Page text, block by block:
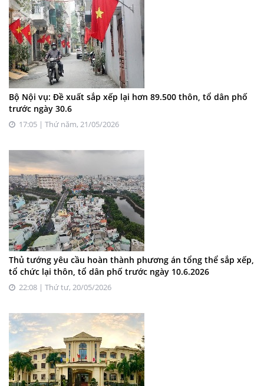
Bộ Nội vụ: Đề xuất sắp xếp lại hơn 89.500 thôn, tổ dân phố
trước ngày 30.6
17:05 | Thứ năm, 21/05/2026
Thủ tướng yêu cầu hoàn thành phương án tổng thể sắp xếp,
tổ chức lại thôn, tổ dân phố trước ngày 10.6.2026
22:08 | Thứ tư, 20/05/2026